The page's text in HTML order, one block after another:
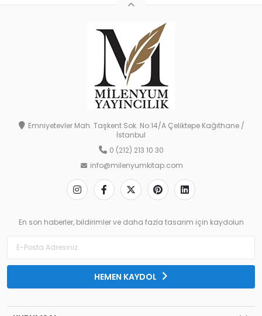
Emniyetevler Mah. Taşkent Sok. No:14/A Çeliktepe Kağıthane /
İstanbul
0 (212) 213 10 30
info@milenyumkitap.com
En son haberler, bildirimler ve daha fazla tasarım için kaydolun
HEMEN KAYDOL